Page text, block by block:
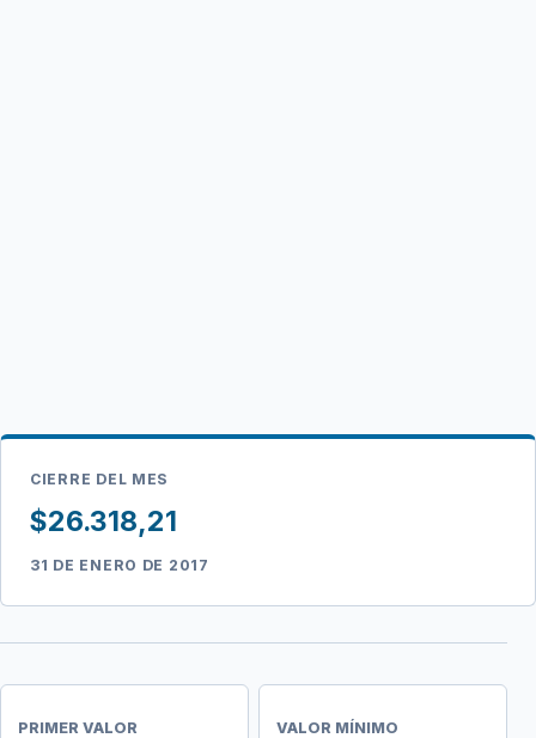
CIERRE DEL MES
$26.318,21
31 DE ENERO DE 2017
PRIMER VALOR VALOR MÍNIMO